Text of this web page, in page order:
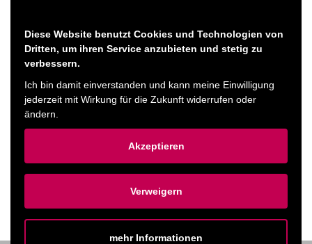
selbst. Sie beschreibt den Konflikt zwischen der
konservativen Dorfmentalität und dem modernen, woken
Stadtleben und zeigt, wie ihre Landjugendvergangenheit sie
immer wieder einholt.
ZURÜCK ZUM PROGRAMM
Diese Website benutzt Cookies und Technologien von
Dritten, um ihren Service anzubieten und stetig zu
verbessern.
Ich bin damit einverstanden und kann meine Einwilligung
jederzeit mit Wirkung für die Zukunft widerrufen oder
ändern.
Akzeptieren
Verweigern
mehr Informationen